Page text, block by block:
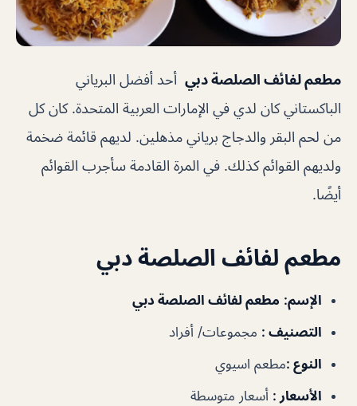
مطعم لفائف الصلصة دبي أحد أفضل البرياني
الباكستاني كان لدي في الإمارات العربية المتحدة. كان كل
من لحم البقر والدجاج برياني مذهلين. لديهم قائمة ضخمة
ولديهم القوائم كذلك. في المرة القادمة سأجرب القوائم
أيضًا.
مطعم لفائف الصلصة دبي
الإسم: مطعم لفائف الصلصة دبي
التصنيف : مجموعات/ أفراد
النوع :مطعم اسيوي
الأسعار : أسعار متوسطة